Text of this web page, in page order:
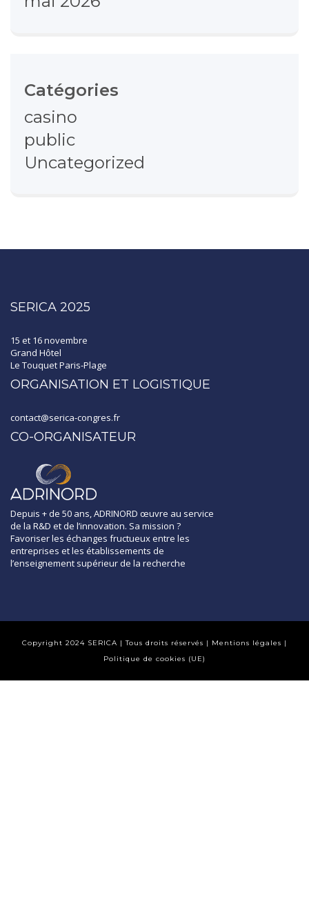
Catégories
casino
public
Uncategorized
SERICA 2025
15 et 16 novembre
Grand Hôtel
Le Touquet Paris-Plage
ORGANISATION ET LOGISTIQUE
contact@serica-congres.fr
CO-ORGANISATEUR
Depuis + de 50 ans, ADRINORD œuvre au service
de la R&D et de l’innovation. Sa mission ?
Favoriser les échanges fructueux entre les
entreprises et les établissements de
l’enseignement supérieur de la recherche
Copyright 2024 SERICA | Tous droits réservés | Mentions légales |
Politique de cookies (UE)